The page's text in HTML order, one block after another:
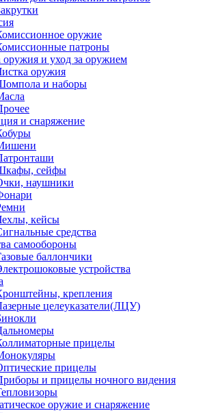
оружие
патроны
оружия и уход за оружием
оружия
и наборы
и снаряжение
сейфы
наушники
кейсы
средства
самообороны
баллончики
устройства
крепления
целеуказатели(ЛЦУ)
прицелы
прицелы
и прицелы ночного видения
оружие и снаряжение